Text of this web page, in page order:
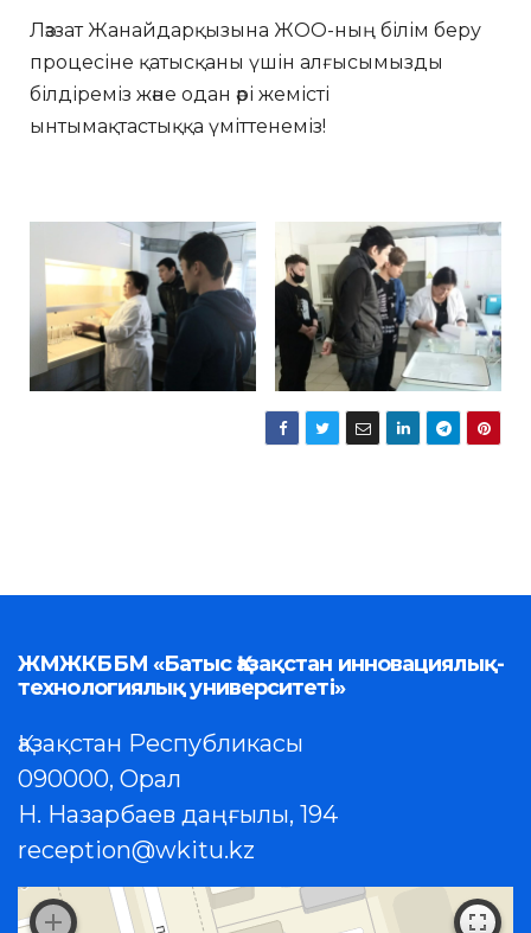
Ләззат Жанайдарқызына ЖОО-ның білім беру
процесіне қатысқаны үшін алғысымызды
білдіреміз және одан әрі жемісті
ынтымақтастыққа үміттенеміз!
ЖМЖКББМ «Батыс Қазақстан инновациялық-
технологиялық университеті»
Қазақстан Республикасы
090000, Орал
Н. Назарбаев даңғылы, 194
reception@wkitu.kz